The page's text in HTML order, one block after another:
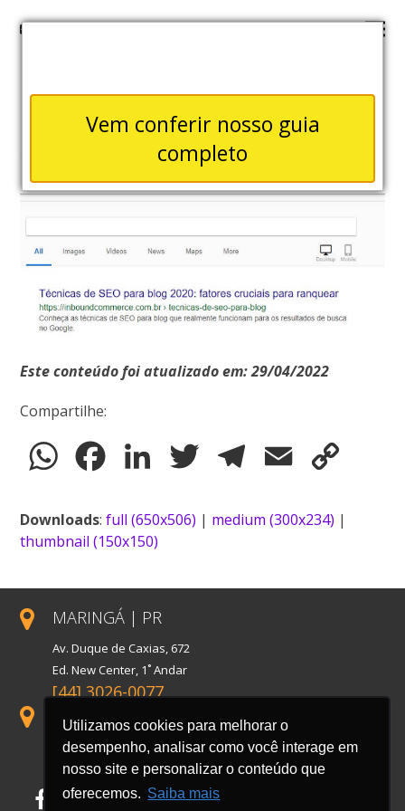
Vem conferir nosso guia
completo
Utilizamos cookies para melhorar o
desempenho, analisar como você interage em
nosso site e personalizar o conteúdo que
oferecemos. Saiba mais
Este conteúdo foi atualizado em: 29/04/2022
Compartilhe:
WhatsAppFacebookLinkedIn Twitter TelegramEmail
Downloads:full (650x506) | medium (300x234) |
thumbnail (150x150)
MARINGÁ | PR
Av. Duque de Caxias, 672
Ed. New Center, 1˚ Andar
[44] 3026-0077
SÃO PAULO | SP
Rua Florida, 1738, Conj. 121
Cidade Monções